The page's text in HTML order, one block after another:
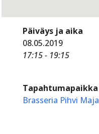
Päiväys ja aika
08.05.2019
17:15 - 19:15
Tapahtumapaikka
Brasseria Pihvi Maja